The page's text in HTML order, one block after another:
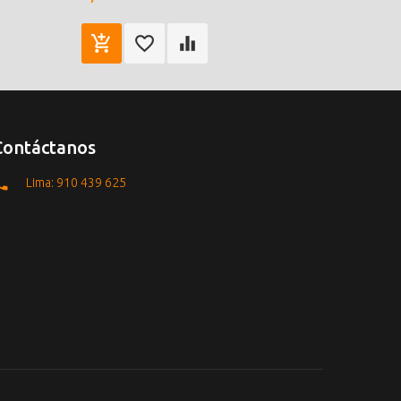
Lima: 910 439 625